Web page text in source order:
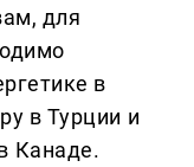
для
в
в Турции и
Канаде.